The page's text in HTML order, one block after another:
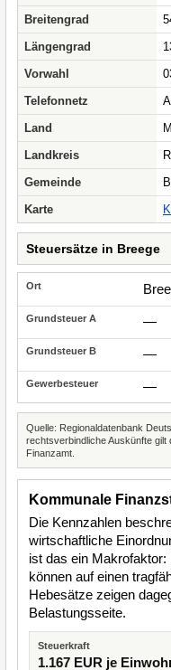
Breitengrad
Längengrad
Vorwahl
Telefonnetz
Land
Landkreis
Gemeinde
Karte
Steuersätze in Breege
—
—
—
Quelle: Regionaldatenbank
rechtsverbindliche Auskünfte gilt
Finanzamt.
Kommunale
Die Kennzahlen
wirtschaftliche
ist das ein
können auf einen
Hebesätze zeigen
Belastungsseite.
Steuerkraft
1.167 EUR je